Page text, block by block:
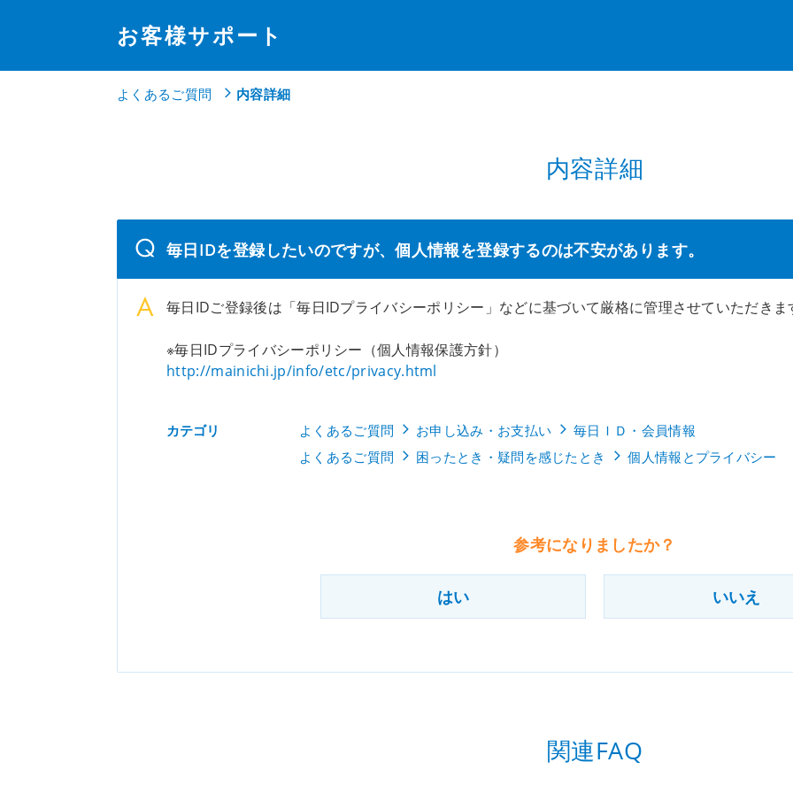
お客様サポート
よくあるご質問 内容詳細
内容詳細
毎日IDを登録したいのですが、個人情報を登録するのは不安があります。
毎日IDご登録後は「毎日IDプライバシーポリシー」などに基づいて厳格に管理させていただきま
※毎日IDプライバシーポリシー（個人情報保護方針）
http://mainichi.jp/info/etc/privacy.html
カテゴリ よくあるご質問 お申し込み・お支払い
毎日ＩＤ・会員情報
よくあるご質問
困ったとき・疑問を感じたとき 個人情報とプライバシー
参考になりましたか？
はい いいえ
関連FAQ